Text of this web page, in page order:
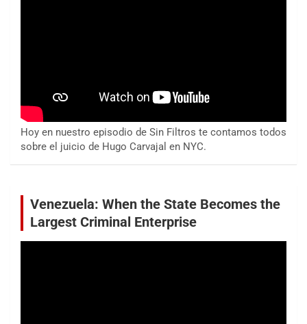
Hoy en nuestro episodio de Sin Filtros te contamos todos
sobre el juicio de Hugo Carvajal en NYC.
Venezuela: When the State Becomes the
Largest Criminal Enterprise